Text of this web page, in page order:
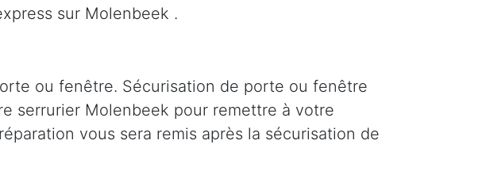
sur Molenbeek .
ou fenêtre. Sécurisation de porte ou fenêtre
serrurier Molenbeek pour remettre à votre
vous sera remis après la sécurisation de